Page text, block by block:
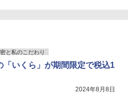
リー シングルモルト ウイスキー
ゃん マルちゃんZUBAAAN! 横浜
調理 フラットテーブル 電子レン
線センサー ノンフライ調理 簡単
れ 小型 新生活 一人暮らし 二人暮
ァミリー
と私のこだわり
「いくら」が期間限定で税込1
2024年8月8日